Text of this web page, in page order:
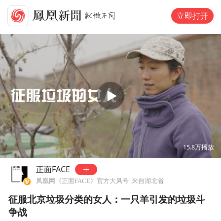
立即打开
00:00 08:21
15.8万播放
正面FACE
凤凰网《正面FACE》官方大风号 来自湖北省
征服北京垃圾分类的女人：一只羊引发的垃圾斗
争战